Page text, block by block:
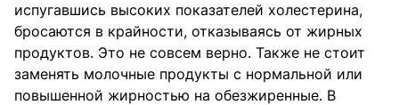
испугавшись высоких показателей холестерина,
бросаются в крайности, отказываясь от жирных
продуктов. Это не совсем верно. Также не стоит
заменять молочные продукты с нормальной или
повышенной жирностью на обезжиренные. В